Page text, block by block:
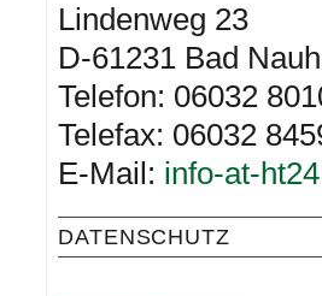
Lindenweg 23
D-61231 Bad
Telefon: 06032
Telefax: 06032
E-Mail: info-at-
DATENSCHUTZ